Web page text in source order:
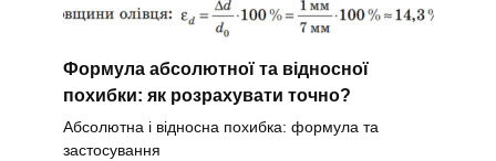
Формула абсолютної та відносної
похибки: як розрахувати точно?
Абсолютна і відносна похибка: формула та
застосування